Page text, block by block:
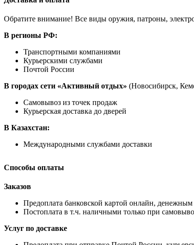
Обратите внимание! Все виды оружия, патроны,
В регионы РФ:
Транспортными компаниями
Курьерскими службами
Почтой России
В городах сети «Активный отдых» (Новосибирск,
Самовывоз из точек продаж
Курьерская доставка до дверей
В Казахстан:
Международными службами доставки
Способы оплаты
Заказов
Предоплата банковской картой онлайн,
Постоплата в т.ч. наличными только при
Услуг по доставке